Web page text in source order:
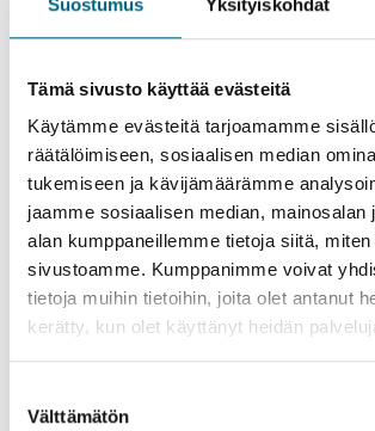
Tämä sivusto käyttää evästeitä
Käytämme evästeitä tarjoamamme
räätälöimiseen, sosiaalisen median
tukemiseen ja kävijämäärämme
jaamme sosiaalisen median, mainosalan
alan kumppaneillemme tietoja siitä,
sivustoamme. Kumppanimme voivat
tietoja muihin tietoihin, joita olet antanut
kerätty, kun olet käyttänyt heidän
valinta
Välttämätön
Bergen (Norja)
Historiallinen
reitti Lofoottien ja